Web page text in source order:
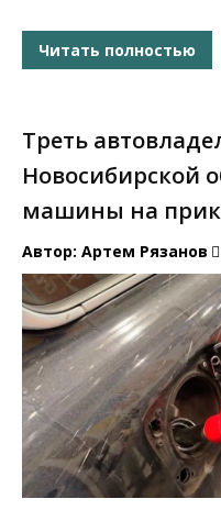
Читать полностью
Треть
Новосибирской
машины на
Автор: Артем Рязанов